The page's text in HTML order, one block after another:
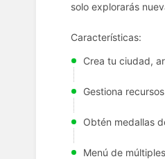
solo explorarás
Características:
Crea tu ciudad,
Gestiona
Obtén medallas
Menú de